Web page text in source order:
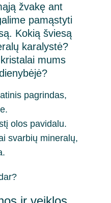
žvakę ant
pamąstyti
Kokią šviesą
karalystė?
mums
pagrindas,
olos pavidalu.
svarbių mineralų,